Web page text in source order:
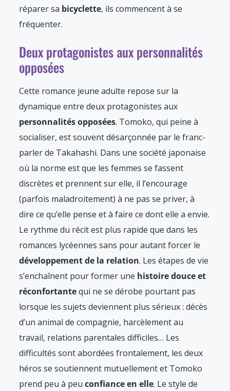
réparer sa bicyclette, ils commencent à se
fréquenter.
Deux protagonistes aux personnalités
opposées
Cette romance jeune adulte repose sur la
dynamique entre deux protagonistes aux
personnalités opposées. Tomoko, qui peine à
socialiser, est souvent désarçonnée par le franc-
parler de Takahashi. Dans une société japonaise
où la norme est que les femmes se fassent
discrètes et prennent sur elle, il l’encourage
(parfois maladroitement) à ne pas se priver, à
dire ce qu’elle pense et à faire ce dont elle a envie.
Le rythme du récit est plus rapide que dans les
romances lycéennes sans pour autant forcer le
développement de la relation. Les étapes de vie
s’enchaînent pour former une histoire douce et
réconfortantequi ne se dérobe pourtant pas
lorsque les sujets deviennent plus sérieux : décès
d’un animal de compagnie, harcèlement au
travail, relations parentales difficiles… Les
difficultés sont abordées frontalement, les deux
héros se soutiennent mutuellement et Tomoko
prend peu à peu confiance en elle. Le style de